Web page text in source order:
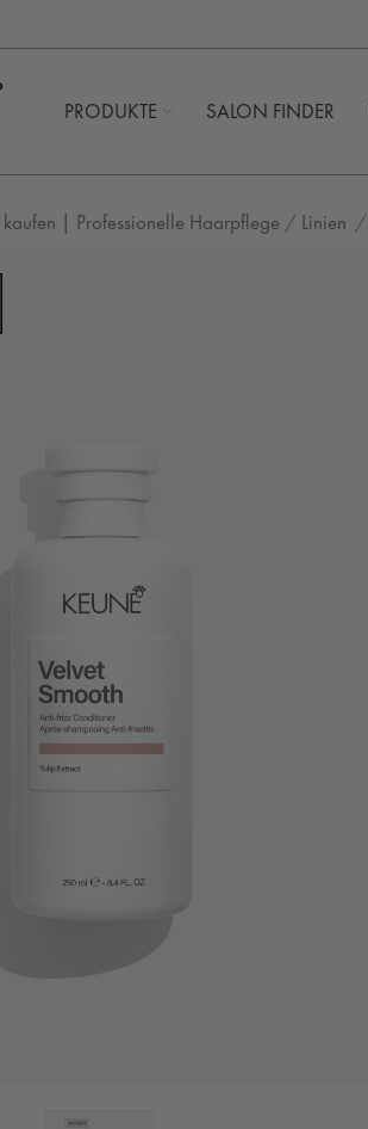
PRODUKTE SALON FINDER
| Professionelle Haarpflege / Linien